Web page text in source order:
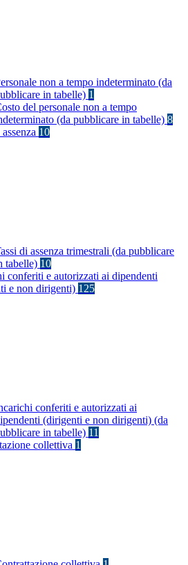
non a tempo indeterminato (da
in tabelle) 1
del personale non a tempo
(da pubblicare in tabelle) 8
10
di assenza trimestrali (da pubblicare
tabelle) 10
conferiti e autorizzati ai dipendenti
e non dirigenti) 125
conferiti e autorizzati ai
(dirigenti e non dirigenti) (da
in tabelle) 11
collettiva 1